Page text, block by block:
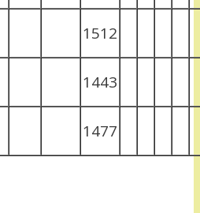
1512
1443
1477